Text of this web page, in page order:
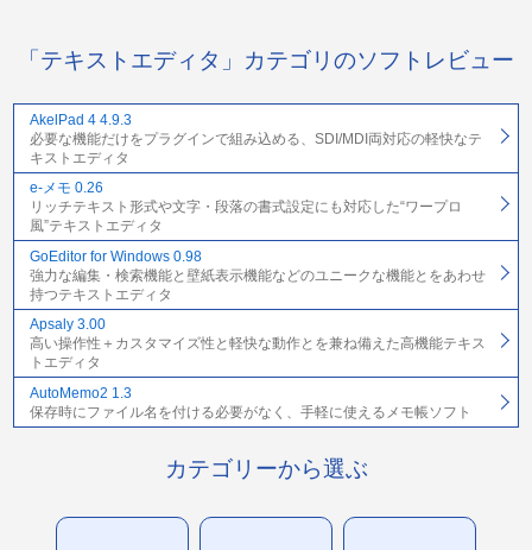
「テキストエディタ」カテゴリのソフトレビュー
AkelPad 4 4.9.3
必要な機能だけをプラグインで組み込める、SDI/MDI両対応の軽快なテ
キストエディタ
e-メモ 0.26
リッチテキスト形式や文字・段落の書式設定にも対応した“ワープロ
風”テキストエディタ
GoEditor for Windows 0.98
強力な編集・検索機能と壁紙表示機能などのユニークな機能とをあわせ
持つテキストエディタ
Apsaly 3.00
高い操作性＋カスタマイズ性と軽快な動作とを兼ね備えた高機能テキス
トエディタ
AutoMemo2 1.3
保存時にファイル名を付ける必要がなく、手軽に使えるメモ帳ソフト
カテゴリーから選ぶ